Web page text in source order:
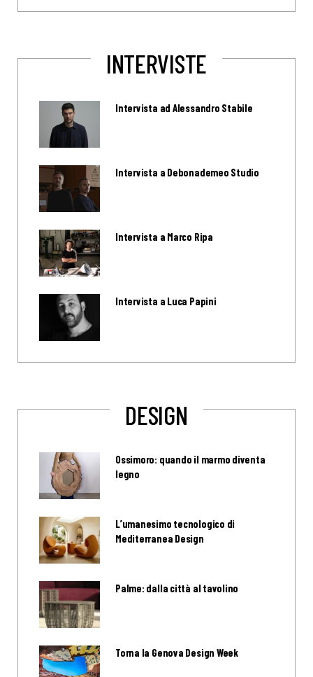
INTERVISTE
Intervista ad Alessandro Stabile
Intervista a Debonademeo Studio
Intervista a Marco Ripa
Intervista a Luca Papini
DESIGN
Ossimoro: quando il marmo diventa
legno
L’umanesimo tecnologico di
Mediterranea Design
Palme: dalla città al tavolino
Torna la Genova Design Week